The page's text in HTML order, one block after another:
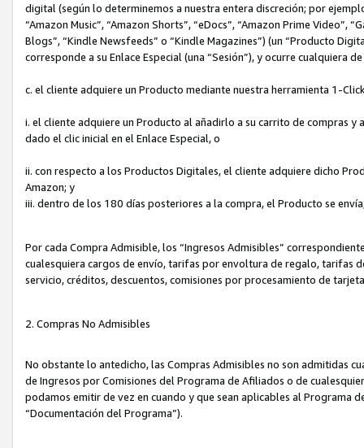
digital (según lo determinemos a nuestra entera discreción; por
“Amazon Music”, “Amazon Shorts”, “eDocs”, “Amazon Prime Video”,
Blogs”, “Kindle Newsfeeds” o “Kindle Magazines”) (un “Producto
corresponde a su Enlace Especial (una “Sesión”), y ocurre cualquiera
c. el cliente adquiere un Producto mediante nuestra herramienta 1-
i. el cliente adquiere un Producto al añadirlo a su carrito de compras
dado el clic inicial en el Enlace Especial, o
ii. con respecto a los Productos Digitales, el cliente adquiere dicho
Amazon; y
iii. dentro de los 180 días posteriores a la compra, el Producto se
Por cada Compra Admisible, los “Ingresos Admisibles”
cualesquiera cargos de envío, tarifas por envoltura de regalo, tarifas
servicio, créditos, descuentos, comisiones por procesamiento de
2. Compras No Admisibles
No obstante lo antedicho, las Compras Admisibles no son admitidas
de Ingresos por Comisiones del Programa de Afiliados o de
podamos emitir de vez en cuando y que sean aplicables al Programa
“Documentación del Programa”).